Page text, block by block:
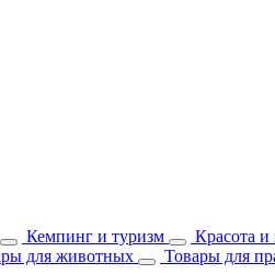
Кемпинг и туризм Красота и
для животных Товары для